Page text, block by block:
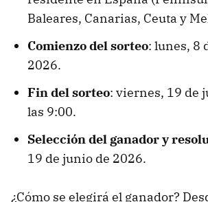
Baleares, Canarias, Ceuta y
Comienzo del sorteo: lunes, 8
2026.
Fin del sorteo: viernes, 19 de
las 9:00.
Selección del ganador y
19 de junio de 2026.
¿Cómo se elegirá el ganador?